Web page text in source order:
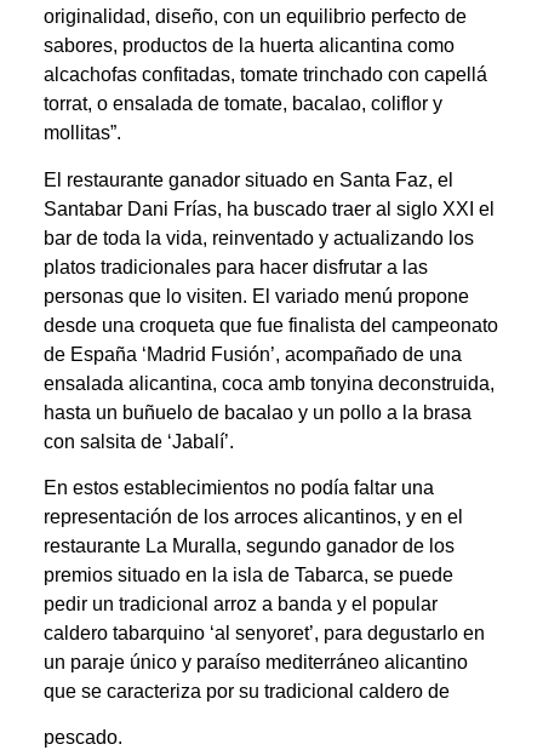
originalidad, diseño, con un equilibrio perfecto de
sabores, productos de la huerta alicantina como
alcachofas confitadas, tomate trinchado con capellá
torrat, o ensalada de tomate, bacalao, coliflor y
mollitas”.
El restaurante ganador situado en Santa Faz, el
Santabar Dani Frías, ha buscado traer al siglo XXI el
bar de toda la vida, reinventado y actualizando los
platos tradicionales para hacer disfrutar a las
personas que lo visiten. El variado menú propone
desde una croqueta que fue finalista del campeonato
de España ‘Madrid Fusión’, acompañado de una
ensalada alicantina, coca amb tonyina deconstruida,
hasta un buñuelo de bacalao y un pollo a la brasa
con salsita de ‘Jabalí’.
En estos establecimientos no podía faltar una
representación de los arroces alicantinos, y en el
restaurante La Muralla, segundo ganador de los
premios situado en la isla de Tabarca, se puede
pedir un tradicional arroz a banda y el popular
caldero tabarquino ‘al senyoret’, para degustarlo en
un paraje único y paraíso mediterráneo alicantino
que se caracteriza por su tradicional caldero de
pescado.